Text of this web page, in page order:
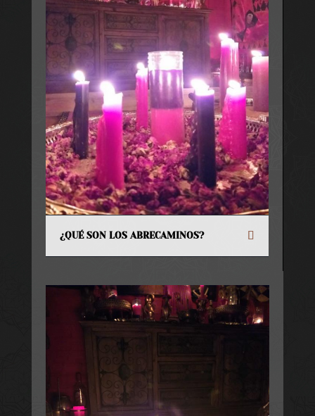
¿QUÉ SON LOS ABRECAMINOS?